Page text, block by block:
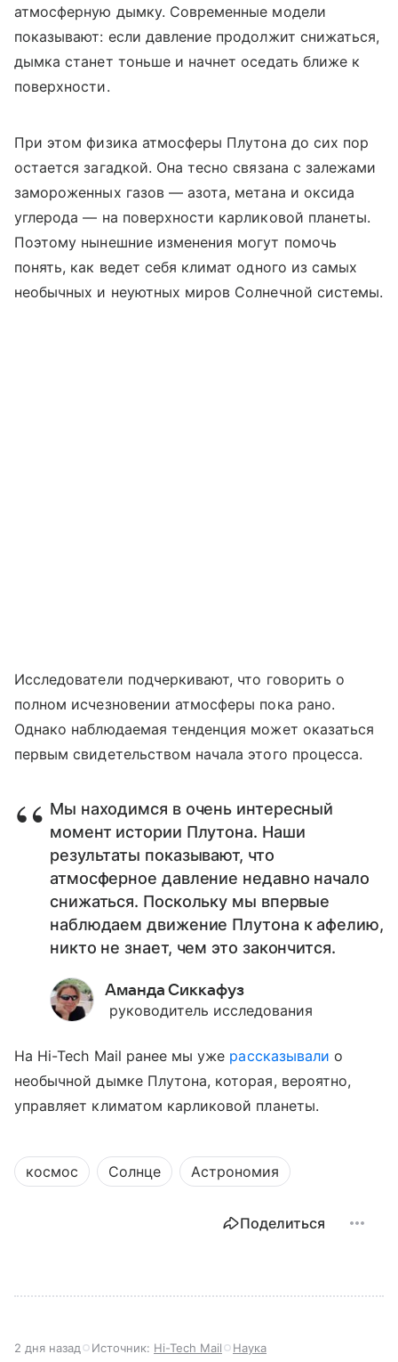
атмосферную дымку. Современные модели
показывают: если давление продолжит снижаться,
дымка станет тоньше и начнет оседать ближе к
поверхности.
При этом физика атмосферы Плутона до сих пор
остается загадкой. Она тесно связана с залежами
замороженных газов — азота, метана и оксида
углерода — на поверхности карликовой планеты.
Поэтому нынешние изменения могут помочь
понять, как ведет себя климат одного из самых
необычных и неуютных миров Солнечной системы.
Исследователи подчеркивают, что говорить о
полном исчезновении атмосферы пока рано.
Однако наблюдаемая тенденция может оказаться
первым свидетельством начала этого процесса.
Мы находимся в очень интересный
момент истории Плутона. Наши
результаты показывают, что
атмосферное давление недавно начало
снижаться. Поскольку мы впервые
наблюдаем движение Плутона к афелию,
никто не знает, чем это закончится.
Аманда Сиккафуз
руководитель исследования
На Hi-Tech Mail ранее мы уже рассказывали о
необычной дымке Плутона, которая, вероятно,
управляет климатом карликовой планеты.
космос Солнце Астрономия
Поделиться
2 дня назад Источник: Hi-Tech Mail Наука